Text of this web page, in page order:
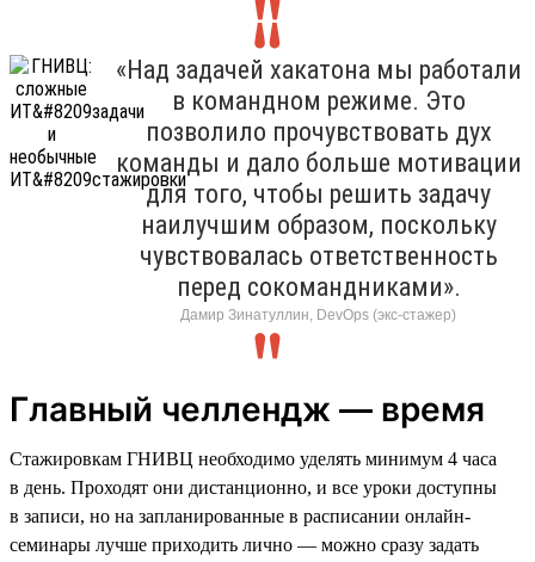
«Над задачей хакатона мы работали
в командном режиме. Это
позволило прочувствовать дух
команды и дало больше мотивации
для того, чтобы решить задачу
наилучшим образом, поскольку
чувствовалась ответственность
перед сокомандниками».
Дамир Зинатуллин, DevOps (экс-стажер)
Главный челлендж — время
Стажировкам ГНИВЦ необходимо уделять минимум 4 часа
в день. Проходят они дистанционно, и все уроки доступны
в записи, но на запланированные в расписании онлайн-
семинары лучше приходить лично — можно сразу задать